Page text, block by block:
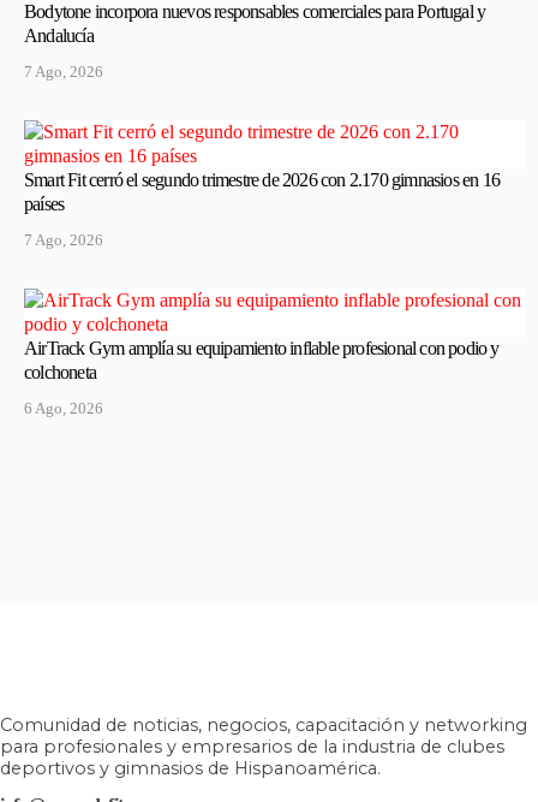
Bodytone incorpora nuevos responsables comerciales para Portugal y
Andalucía
7 Ago, 2026
Smart Fit cerró el segundo trimestre de 2026 con 2.170 gimnasios en 16
países
7 Ago, 2026
AirTrack Gym amplía su equipamiento inflable profesional con podio y
colchoneta
6 Ago, 2026
Comunidad de noticias, negocios, capacitación y networking
para profesionales y empresarios de la industria de clubes
deportivos y gimnasios de Hispanoamérica.